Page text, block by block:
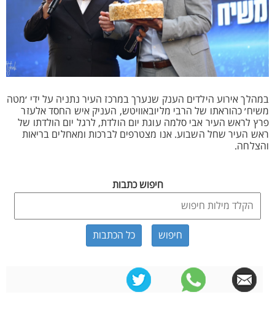
במהלך אירוע הילדים הענק שנערך במרכז העיר נתניה על ידי ׳מטה
משיח׳ כהוראתו של הרבי מליובאוויטש, העניק איש החסד אלעזר
פרץ לראש העיר אבי סלמה עוגת יום הולדת, לרגל יום הולדתו של
ראש העיר שחל השבוע. אנו מצטרפים לברכות ומאחלים בריאות
והצלחה.
חיפוש כתבות
כל הכתבות